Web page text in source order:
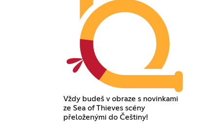
Vždy budeš v obraze s novinkami
ze Sea of Thieves scény
přeloženými do Češtiny!